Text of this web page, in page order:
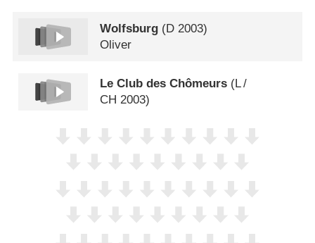
Wolfsburg (D 2003)
Oliver
Le Club des Chômeurs (L/
CH 2003)